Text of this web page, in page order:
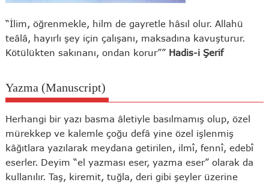
“İlim, öğrenmekle, hilm de gayretle hâsıl olur. Allahü
teâlâ, hayırlı şey için çalışanı, maksadına kavuşturur.
Kötülükten sakınanı, ondan korur”” Hadis-i Şerif
Yazma (Manuscript)
Herhangi bir yazı basma âletiyle basılmamış olup, özel
mürekkep ve kalemle çoğu defâ yine özel işlenmiş
kâğıtlara yazılarak meydana getirilen, ilmî, fennî, edebî
eserler. Deyim “el yazması eser, yazma eser” olarak da
kullanılır. Taş, kiremit, tuğla, deri gibi şeyler üzerine